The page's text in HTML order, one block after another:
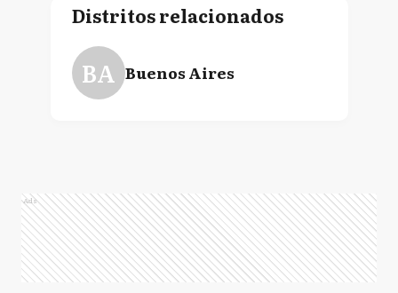
Distritos relacionados
BA Buenos Aires
Ads